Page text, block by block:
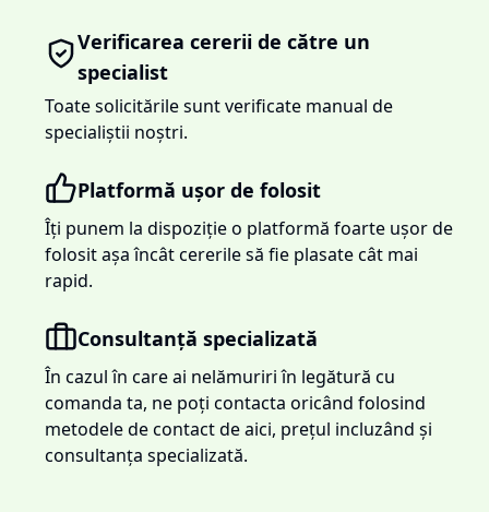
Verificarea cererii de către un
specialist
Toate solicitările sunt verificate manual de
specialiștii noștri.
Platformă ușor de folosit
Îți punem la dispoziție o platformă foarte ușor de
folosit așa încât cererile să fie plasate cât mai
rapid.
Consultanță specializată
În cazul în care ai nelămuriri în legătură cu
comanda ta, ne poți contacta oricând folosind
metodele de contact de aici, prețul incluzând și
consultanța specializată.